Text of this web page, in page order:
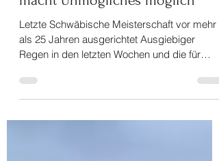
Skiteam des SV Mitteltal-Obertal
macht Unmögliches möglich
Letzte Schwäbische Meisterschaft vor mehr
als 25 Jahren ausgerichtet Ausgiebiger